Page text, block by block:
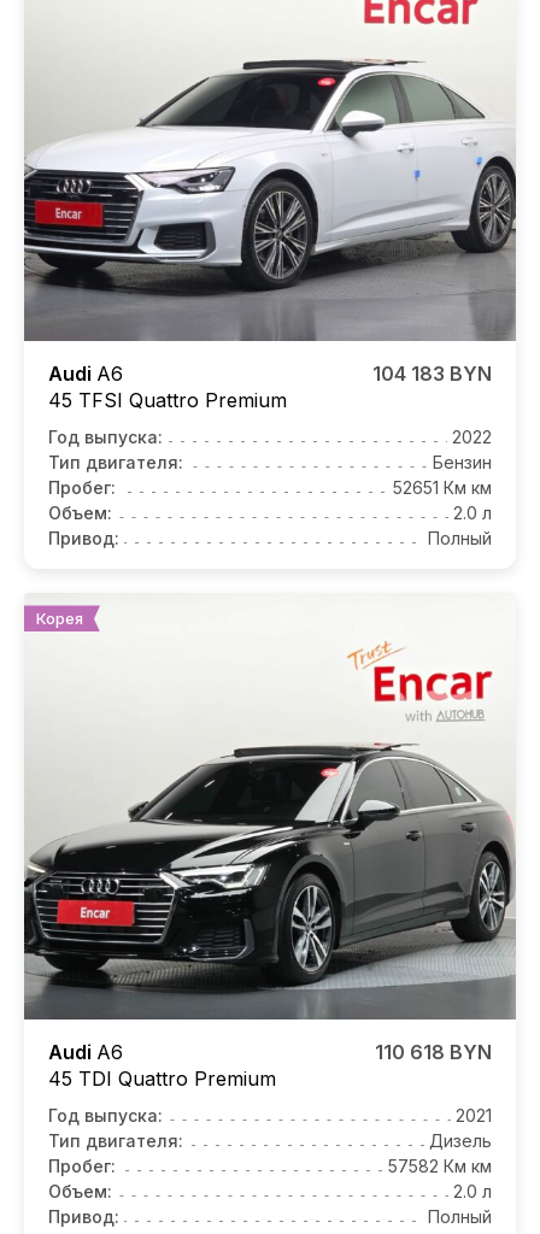
Audi A6
45 TFSI Quattro Premium
104 183 BYN
Год выпуска:
2022
Тип двигателя:
Бензин
Пробег:
52651 Км км
Объем:
2.0 л
Привод:
Полный
Корея
Audi A6
45 TDI Quattro Premium
110 618 BYN
Год выпуска:
2021
Тип двигателя:
Дизель
Пробег:
57582 Км км
Объем:
2.0 л
Привод:
Полный